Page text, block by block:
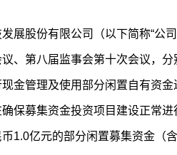
展股份有限公司（以下简称“公
、第八届监事会第十次会议，
金管理及使用部分闲置自有资
保募集资金投资项目建设正常
1.0亿元的部分闲置募集资金（